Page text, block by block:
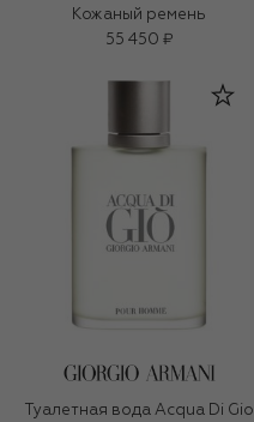
Кожаный ремень
55 450 ₽
Туалетная вода Acqua Di Gio